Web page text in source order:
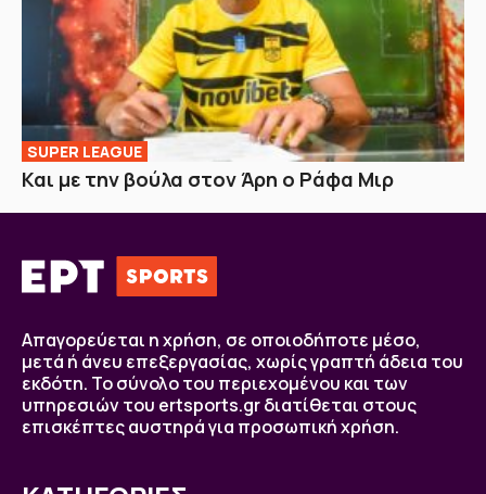
SUPER LEAGUE
Και με την βούλα στον Άρη ο Ράφα Μιρ
Απαγορεύεται η χρήση, σε οποιοδήποτε μέσο,
μετά ή άνευ επεξεργασίας, χωρίς γραπτή άδεια του
εκδότη. Το σύνολο του περιεχομένου και των
υπηρεσιών του ertsports.gr διατίθεται στους
επισκέπτες αυστηρά για προσωπική χρήση.